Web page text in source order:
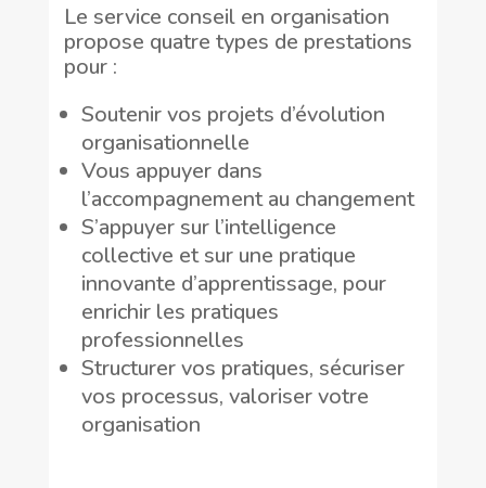
Le service conseil en organisation
propose quatre types de prestations
pour :
Soutenir vos projets d’évolution
organisationnelle
Vous appuyer dans
l’accompagnement au changement
S’appuyer sur l’intelligence
collective et sur une pratique
innovante d’apprentissage, pour
enrichir les pratiques
professionnelles
Structurer vos pratiques, sécuriser
vos processus, valoriser votre
organisation